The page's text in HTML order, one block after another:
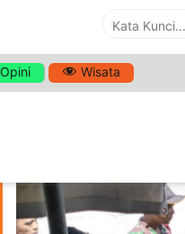
Opini Wisata
HASHTAG:PARALON AIR